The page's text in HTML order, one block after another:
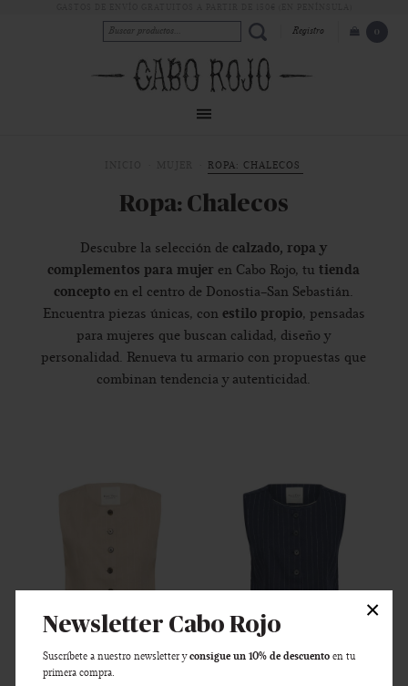
Newsletter Cabo Rojo
Suscríbete a nuestro newsletter yconsigue un 10% de descuentoen tu
primera compra.
×
Registro 0
ROPA: CHALECOS
Ropa: Chalecos
Descubre la selección decalzado, ropa y
complementos para mujer en Cabo Rojo, tutienda
concepto en el centro de Donostia-San Sebastián.
Encuentra piezas únicas, con estilo propio, pensadas
para mujeres que buscan calidad, diseño y
personalidad. Renueva tu armario con propuestas que
combinan tendencia y autenticidad.
PART TWO
Chaleco Azania - neutral
PART TWO